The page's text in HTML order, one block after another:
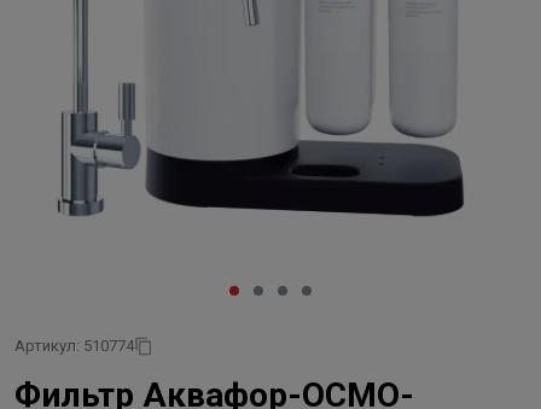
Артикул: 510774
Фильтр Аквафор-ОСМО-